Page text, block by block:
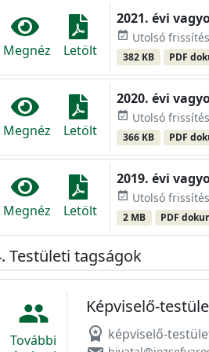
Megnéz Letölt
2021. évi
event_available Utolsó
382 KB PDF
Megnéz Letölt
2020. évi
event_available Utolsó
366 KB PDF
Megnéz Letölt
2019. évi
event_available Utolsó
2 MB PDF
Testületi tagságok
people
További
Képviselő-
workspace_premium képviselő-